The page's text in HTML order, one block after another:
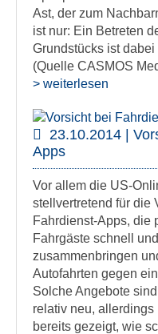
Ast, der zum
ist nur: Ein Betreten
Grundstücks ist
(Quelle CASMOS
> weiterlesen
23.10.2014 |
Apps
Vor allem die US-
stellvertretend für die
Fahrdienst-Apps, die
Fahrgäste schnell
zusammenbringen
Autofahrten gegen
Solche Angebote
relativ neu,
bereits gezeigt, wie